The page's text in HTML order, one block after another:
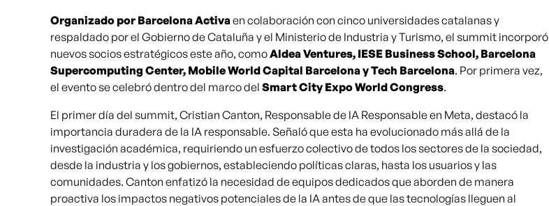
Organizado por Barcelona Activaen colaboración con cinco universidades catalanas y
respaldado por el Gobierno de Cataluña y el Ministerio de Industria y Turismo, el summit incorporó
nuevos socios estratégicos este año, comoAldea Ventures, IESE Business School, Barcelona
Supercomputing Center, Mobile World Capital Barcelona y Tech Barcelona. Por primera vez,
el evento se celebró dentro del marco del Smart City Expo World Congress.
El primer día del summit, Cristian Canton, Responsable de IA Responsable en Meta, destacó la
importancia duradera de la IA responsable. Señaló que esta ha evolucionado más allá de la
investigación académica, requiriendo un esfuerzo colectivo de todos los sectores de la sociedad,
desde la industria y los gobiernos, estableciendo políticas claras, hasta los usuarios y las
comunidades. Canton enfatizó la necesidad de equipos dedicados que aborden de manera
proactiva los impactos negativos potenciales de la IA antes de que las tecnologías lleguen al